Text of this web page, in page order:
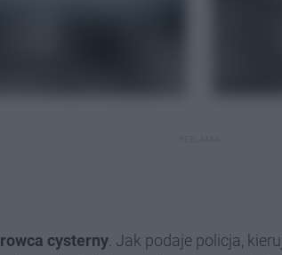
cysterny . Jak podaje policja,